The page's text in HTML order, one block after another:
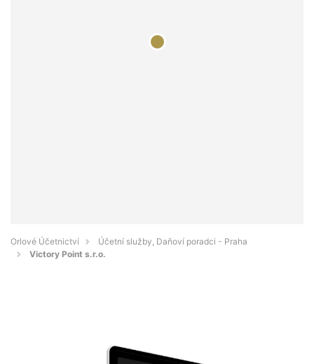
Orlové Účetnictví
Účetní služby, Daňoví poradci - Praha
Victory Point s.r.o.